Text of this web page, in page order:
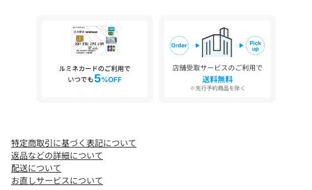
ロマン派の作曲家たちが残した交響曲第3楽章「Third
Movement」のムードを取り入れたブランド＜Third Movement
長い演奏の中で織りなす劇的な変奏を通して緊張感を生み出し感
動が湧きおこる第3楽章のように、日常に小さな楽しさを贈りま
【注意事項】
※商品を使用前に、タグ等に記載されている「取り扱い上の注意
書き」、「洗濯表示」を必ずご確認ください。
※商品画像は、光の当たり具合やパソコンなどの閲覧環境によ
特定商取引に基づく表記について
返品などの詳細について
配送について
お直しサービスについて